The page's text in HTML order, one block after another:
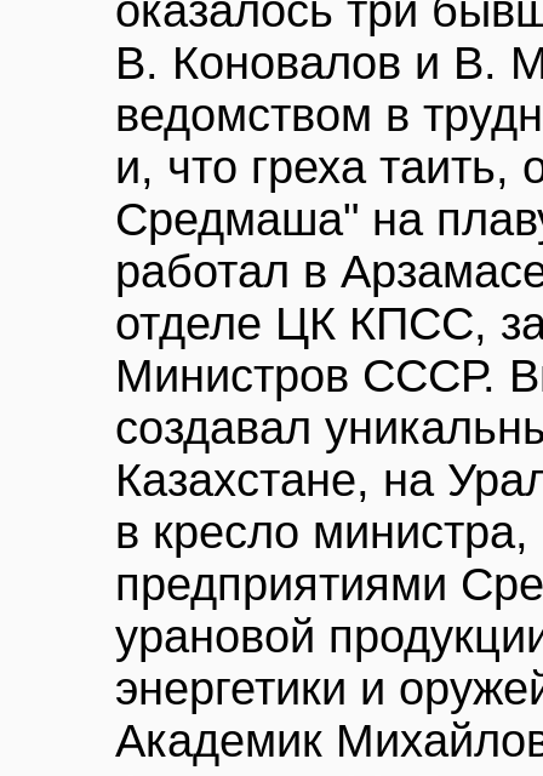
оказалось три
В. Коновалов и В.
ведомством в
и, что греха
Средмаша" на
работал в
отделе ЦК КПСС,
Министров СССР.
создавал
Казахстане, на
в кресло
предприятиями
урановой
энергетики и
Академик